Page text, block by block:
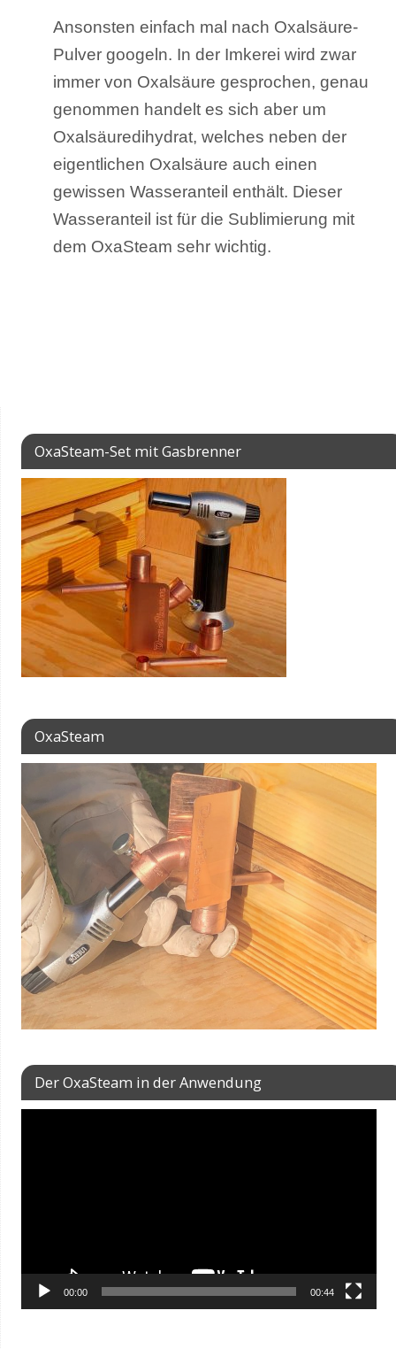
Ansonsten einfach mal nach Oxalsäure-
Pulver googeln. In der Imkerei wird zwar
immer von Oxalsäure gesprochen, genau
genommen handelt es sich aber um
Oxalsäuredihydrat, welches neben der
eigentlichen Oxalsäure auch einen
gewissen Wasseranteil enthält. Dieser
Wasseranteil ist für die Sublimierung mit
dem OxaSteam sehr wichtig.
OxaSteam-Set mit Gasbrenner
OxaSteam
Der OxaSteam in der Anwendung
00:00 00:44